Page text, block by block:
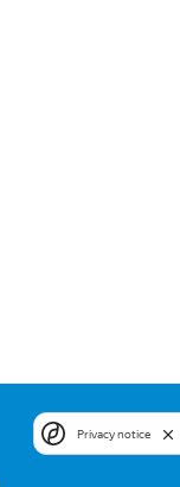
Privacy notice